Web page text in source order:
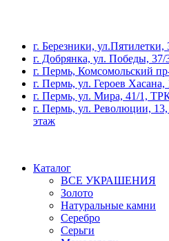
г. Березники, ул.Пятилетки,
г. Добрянка, ул. Победы, 37/
г. Пермь, Комсомольский
г. Пермь, ул. Героев
г. Пермь, ул. Мира, 41/1,
г. Пермь, ул. Революции,
этаж
Каталог
ВСЕ УКРАШЕНИЯ
Золото
Натуральные камни
Серебро
Серьги